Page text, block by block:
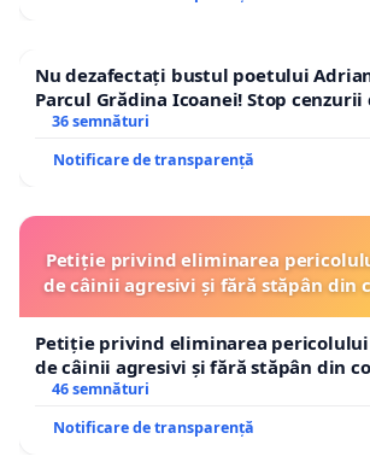
Nu dezafectați bustul poetului
Parcul Grădina Icoanei! Stop
36 semnături
Notificare de transparență
Petiție privind eliminarea
de câinii agresivi și fără stăpân din
Petiție privind eliminarea
de câinii agresivi și fără stăpân din
46 semnături
Notificare de transparență